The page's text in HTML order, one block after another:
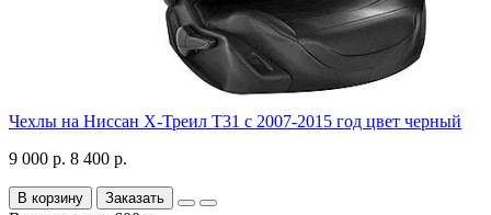
Чехлы на Ниссан Х-Треил Т31 с 2007-2015 год цвет черный
9 000 р. 8 400 р.
В корзину Заказать